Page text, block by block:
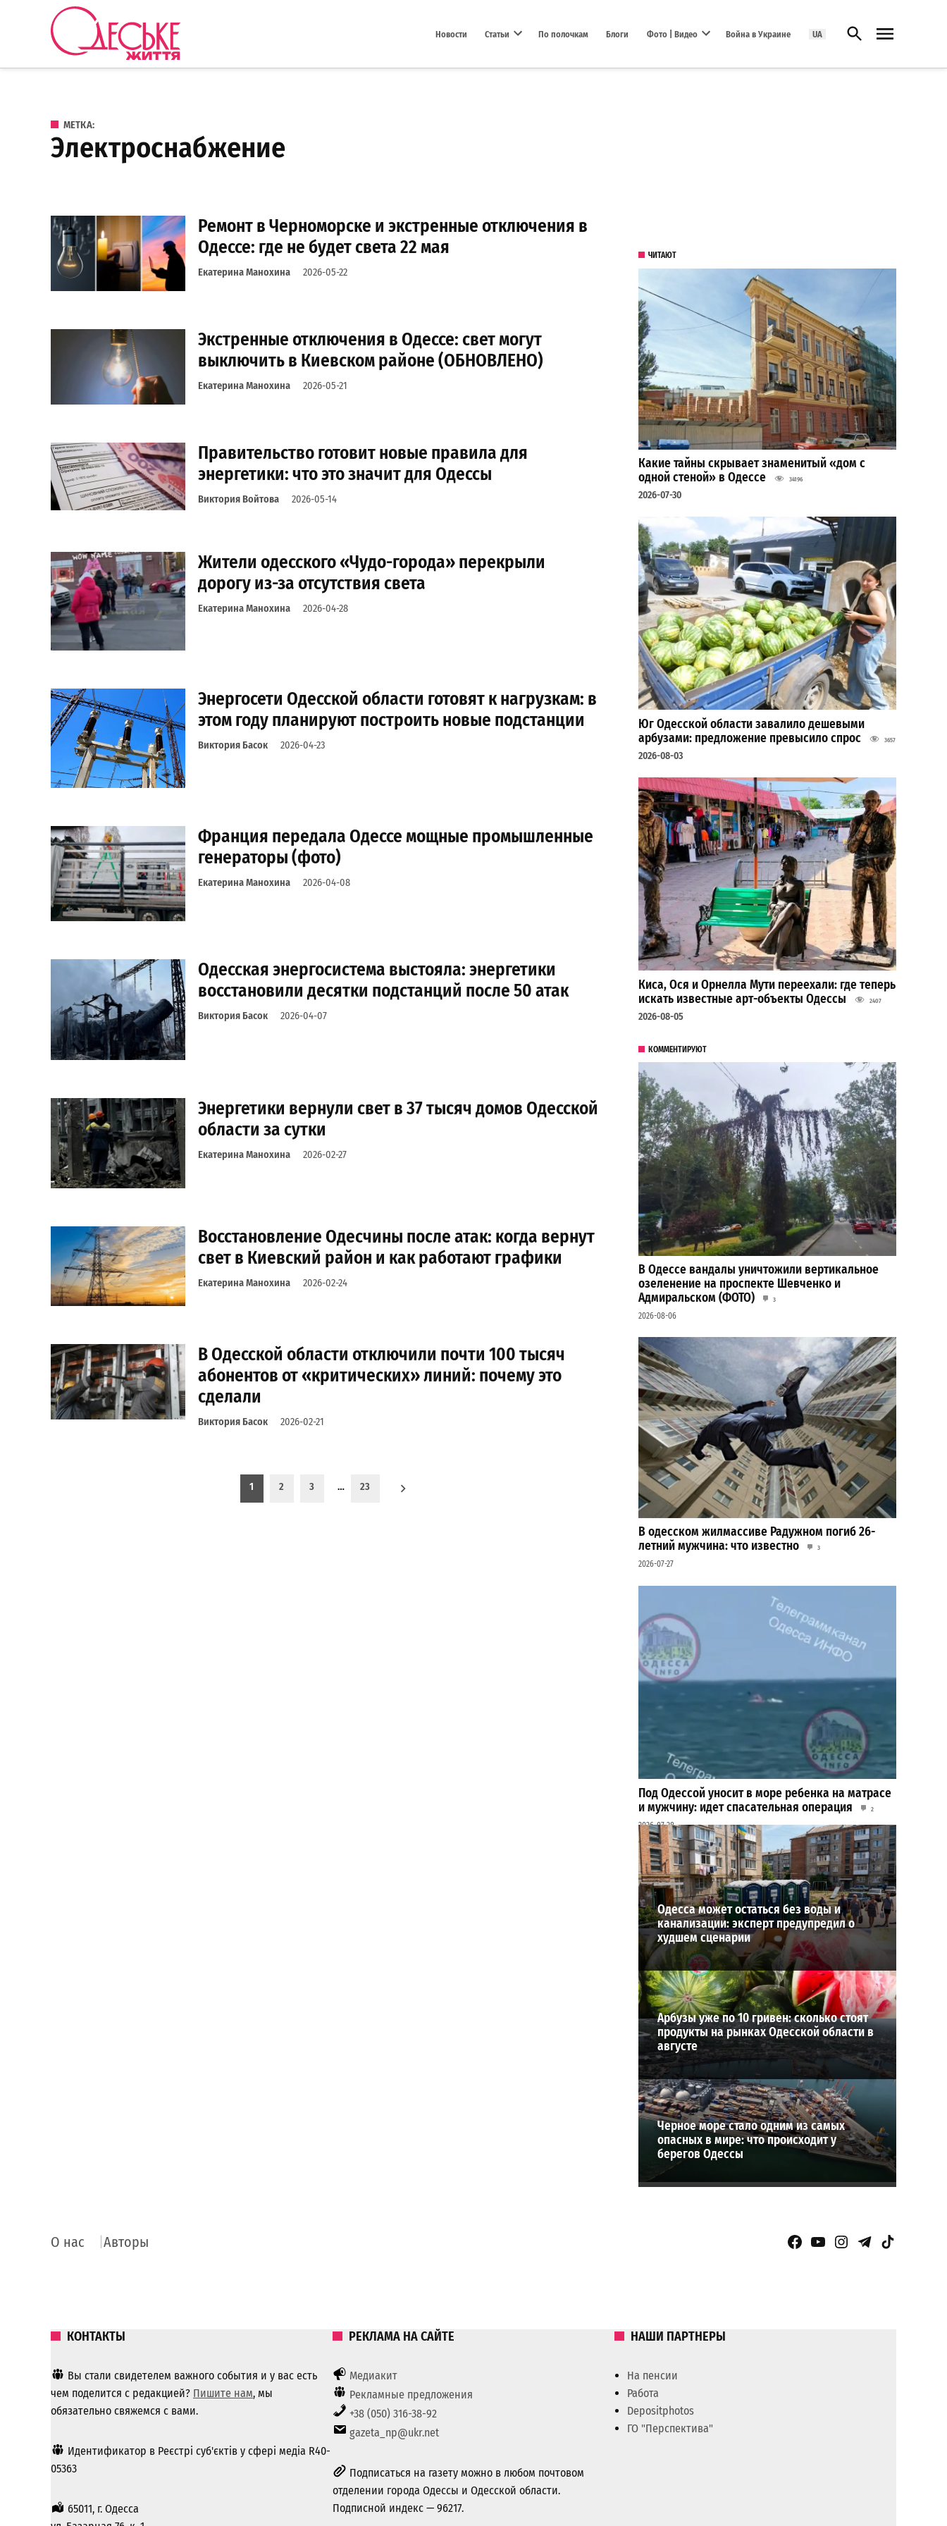
Перейти к содержанию
Новости Статьи По полочкам Блоги Фото | Видео Война в Украине UA Открыть поиск
МЕТКА:
электроснабжение
Ремонт в Черноморске и экстренные отключения в
Одессе: где не будет света 22 мая
Екатерина Манохина 2026-05-22
Экстренные отключения в Одессе: свет могут
выключить в Киевском районе (ОБНОВЛЕНО)
Екатерина Манохина 2026-05-21
Правительство готовит новые правила для
энергетики: что это значит для Одессы
Виктория Войтова 2026-05-14
Жители одесского «Чудо-города» перекрыли
дорогу из-за отсутствия света
Екатерина Манохина 2026-04-28
Энергосети Одесской области готовят к нагрузкам: в
этом году планируют построить новые подстанции
Виктория Басок 2026-04-23
Франция передала Одессе мощные промышленные
генераторы (фото)
Екатерина Манохина 2026-04-08
Одесская энергосистема выстояла: энергетики
восстановили десятки подстанций после 50 атак
Виктория Басок 2026-04-07
Энергетики вернули свет в 37 тысяч домов Одесской
области за сутки
Екатерина Манохина 2026-02-27
Восстановление Одесчины после атак: когда вернут
свет в Киевский район и как работают графики
Екатерина Манохина 2026-02-24
В Одесской области отключили почти 100 тысяч
абонентов от «критических» линий: почему это
сделали
Виктория Басок 2026-02-21
1 2 3 … 23
ЧИТАЮТ
Какие тайны скрывает знаменитый «дом с
одной стеной» в Одессе
34196
2026-07-30
Юг Одесской области завалило дешевыми
арбузами: предложение превысило спрос
3657
2026-08-03
Киса, Ося и Орнелла Мути переехали: где теперь
искать известные арт-объекты Одессы
2407
2026-08-05
КОММЕНТИРУЮТ
В Одессе вандалы уничтожили вертикальное
озеленение на проспекте Шевченко и
Адмиральском (ФОТО)
3
2026-08-06
В одесском жилмассиве Радужном погиб 26-
летний мужчина: что известно
3
2026-07-27
Под Одессой уносит в море ребенка на матрасе
и мужчину: идет спасательная операция
2
2026-07-28
ВИБОР РЕДАКЦИИ
Одесса может остаться без воды и
канализации: эксперт предупредил о
худшем сценарии
Арбузы уже по 10 гривен: сколько стоят
продукты на рынках Одесской области в
августе
Черное море стало одним из самых
опасных в мире: что происходит у
берегов Одессы
О нас Авторы Facebook Page
YouTubeInstagram
Telegram
TikTok
КОНТАКТЫ
Вы стали свидетелем важного события и у вас есть
чем поделится с редакцией? Пишите нам, мы
обязательно свяжемся с вами.
Идентификатор в Реєстрі суб'єктів у сфері медіа R40-
05363
65011, г. Одесса
РЕКЛАМА НА САЙТЕ
Медиакит
Рекламные предложения
+38 (050) 316-38-92
gazeta_np@ukr.net
Подписаться на газету можно в любом почтовом
отделении города Одессы и Одесской области.
Подписной индекс — 96217.
НАШИ ПАРТНЕРЫ
На пенсии
Работа
Depositphotos
ГО "Перспектива"